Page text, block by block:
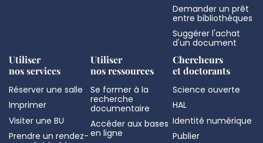
Demander un prêt
entre bibliothèques
Suggérer l'achat
d'un document
Utiliser
nos services
Réserver une salle
Imprimer
Visiter une BU
Prendre un rendez-
Utiliser
nos ressources
Se former à la
recherche
documentaire
Accéder aux bases
en ligne
Chercheurs
et doctorants
Science ouverte
HAL
Identité numérique
Publier